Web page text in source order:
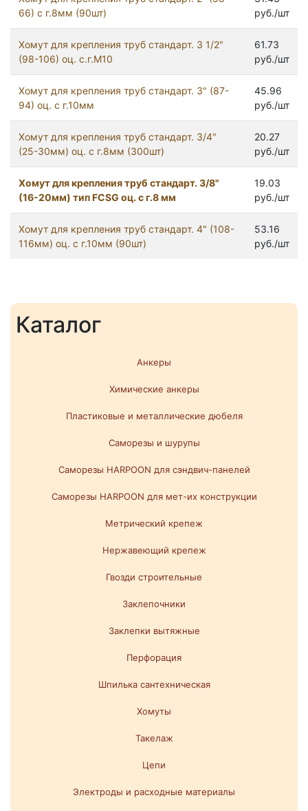
Каталог
Анкеры
Химические анкеры
Пластиковые и металлические дюбеля
Саморезы и шурупы
Саморезы HARPOON для сэндвич-панелей
Саморезы HARPOON для мет-их конструкции
Метрический крепеж
Нержавеющий крепеж
Гвозди строительные
Заклепочники
Заклепки вытяжные
Перфорация
Шпилька сантехническая
Хомуты
Такелаж
Цепи
Электроды и расходные материалы
66) с г.8мм (90шт)
руб./шт
Хомут для крепления труб стандарт. 3 1/2"
(98-106) оц. с.г.М10
61.73
руб./шт
Хомут для крепления труб стандарт. 3" (87-
94) оц. с г.10мм
45.96
руб./шт
Хомут для крепления труб стандарт. 3/4"
(25-30мм) оц. с г.8мм (300шт)
20.27
руб./шт
Хомут для крепления труб стандарт. 3/8"
(16-20мм) тип FCSG оц. с г.8 мм
19.03
руб./шт
Хомут для крепления труб стандарт. 4" (108-
116мм) оц. с г.10мм (90шт)
53.16
руб./шт